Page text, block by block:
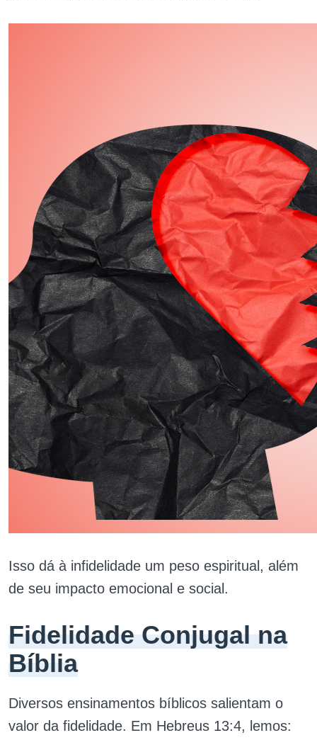
Isso dá à infidelidade um peso espiritual, além
de seu impacto emocional e social.
Fidelidade Conjugal na
Bíblia
Diversos ensinamentos bíblicos salientam o
valor da fidelidade. Em Hebreus 13:4, lemos: